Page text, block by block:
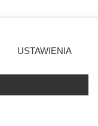
prywatności
Niektóre
się takiemu
tylko
USTAWIENIA